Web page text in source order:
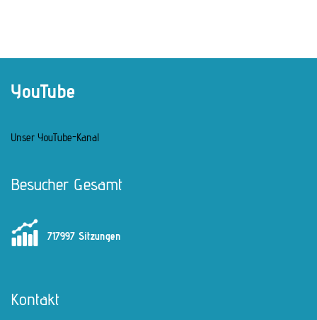
YouTube
Unser YouTube-Kanal
Besucher Gesamt
717997 Sitzungen
Kontakt